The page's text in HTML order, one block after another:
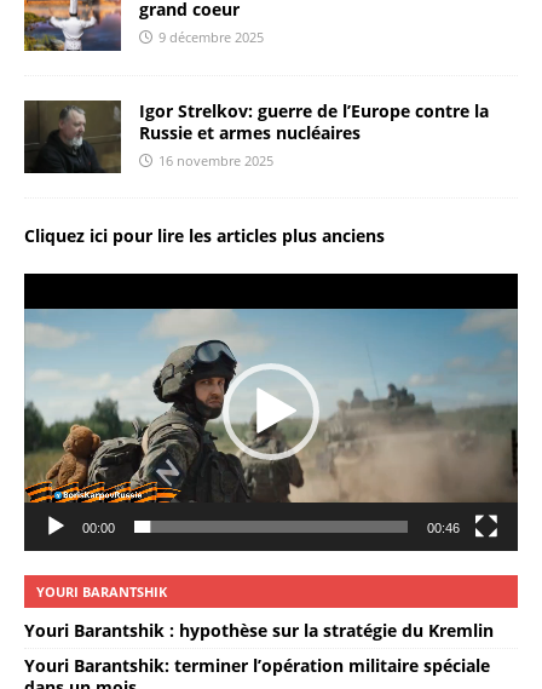
grand coeur
9 décembre 2025
Igor Strelkov: guerre de l’Europe contre la
Russie et armes nucléaires
16 novembre 2025
Cliquez ici pour lire les articles plus anciens
vidéo
00:00 00:46
YOURI BARANTSHIK
Youri Barantshik : hypothèse sur la stratégie du Kremlin
Youri Barantshik: terminer l’opération militaire spéciale